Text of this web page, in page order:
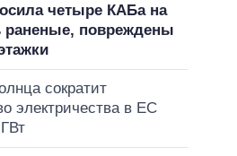
четыре КАБа на
повреждены
сократит
электричества в ЕС